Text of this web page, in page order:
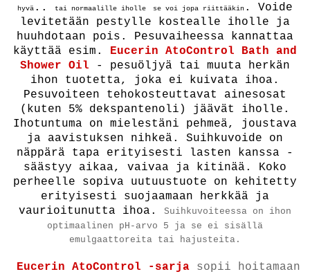
hyvä .. tai normaalille iholle se voi jopa riittääkin . Voide
levitetään pestylle kostealle iholle ja
huuhdotaan pois. Pesuvaiheessa kannattaa
käyttää esim. Eucerin AtoControl Bath and
Shower Oil - pesuöljyä tai muuta herkän
ihon tuotetta, joka ei kuivata ihoa.
Pesuvoiteen tehokosteuttavat ainesosat
(kuten 5% dekspantenoli) jäävät iholle.
Ihotuntuma on mielestäni pehmeä, joustava
ja aavistuksen nihkeä. Suihkuvoide on
näppärä tapa erityisesti lasten kanssa -
säästyy aikaa, vaivaa ja kitinää. Koko
perheelle sopiva uutuustuote on kehitetty
erityisesti suojaamaan herkkää ja
vaurioitunutta ihoa. Suihkuvoiteessa on ihon
optimaalinen pH-arvo 5 ja se ei sisällä
emulgaattoreita tai hajusteita.
Eucerin AtoControl -sarja sopii hoitamaan